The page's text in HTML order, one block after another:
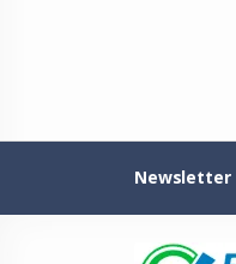
Newsletter